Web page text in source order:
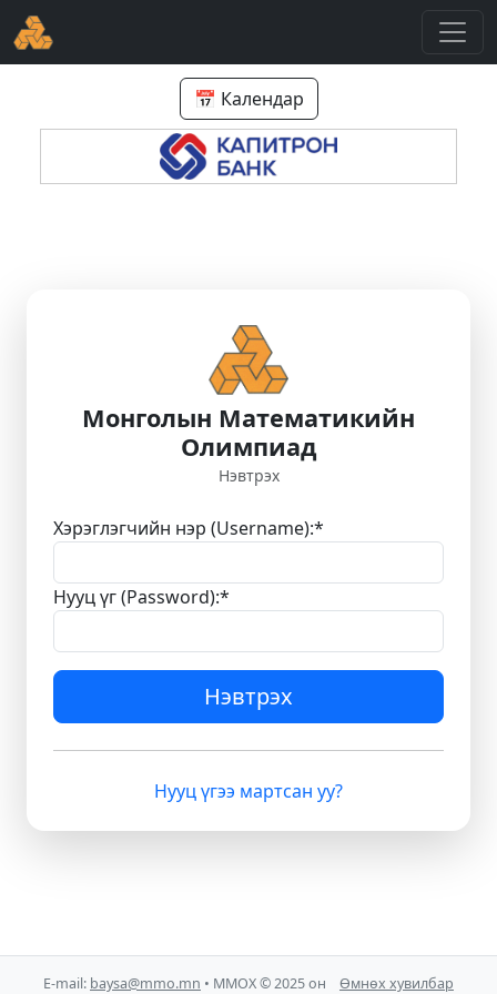
📅 Календар
Монголын Математикийн
Олимпиад
Нэвтрэх
Хэрэглэгчийн нэр (Username):*
Нууц үг (Password):*
Нэвтрэх
Нууц үгээ мартсан уу?
E-mail: baysa@mmo.mn • ММОХ © 2025 он Өмнөх хувилбар